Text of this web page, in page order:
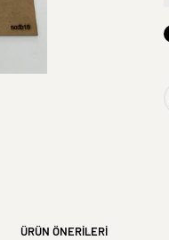
ÜRÜN ÖNERILERI